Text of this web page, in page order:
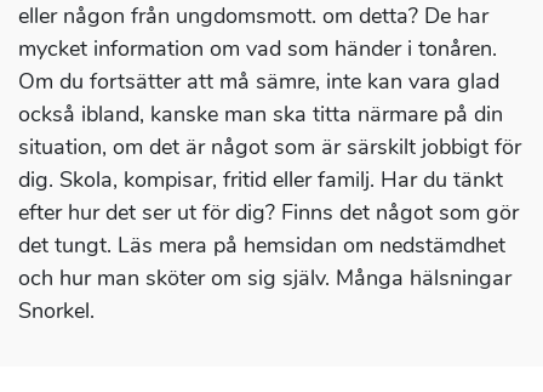
eller någon från ungdomsmott. om detta? De har
mycket information om vad som händer i tonåren.
Om du fortsätter att må sämre, inte kan vara glad
också ibland, kanske man ska titta närmare på din
situation, om det är något som är särskilt jobbigt för
dig. Skola, kompisar, fritid eller familj. Har du tänkt
efter hur det ser ut för dig? Finns det något som gör
det tungt. Läs mera på hemsidan om nedstämdhet
och hur man sköter om sig själv. Många hälsningar
Snorkel.